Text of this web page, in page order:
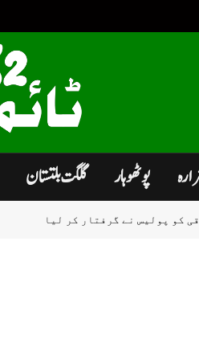
پوٹھوہار گلگت بلتستان